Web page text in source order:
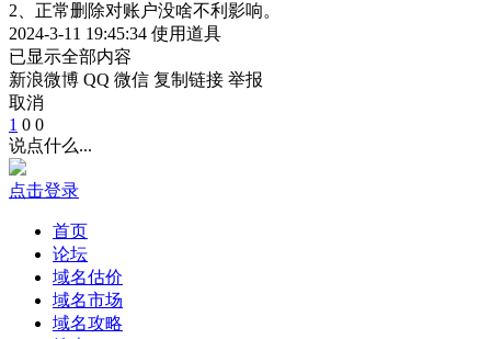
2、正常删除对账户没啥不利影响。
2024-3-11 19:45:34 使用道具
已显示全部内容
新浪微博 QQ 微信 复制链接 举报
取消
1 0 0
说点什么...
点击登录
首页
论坛
域名估价
域名市场
域名攻略